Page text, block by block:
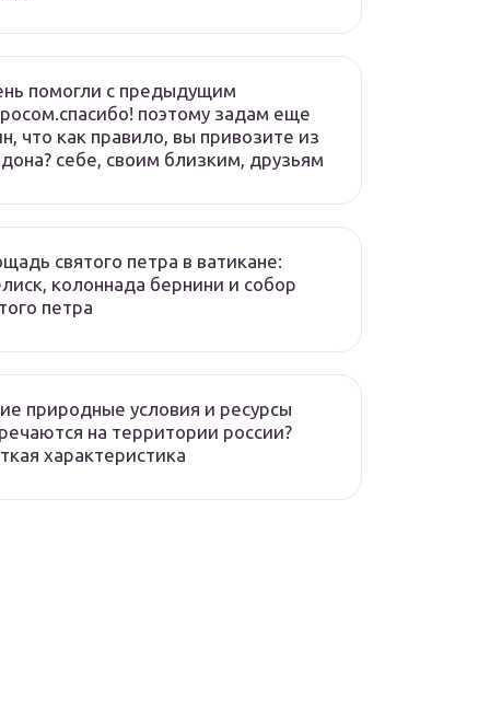
помогли с предыдущим
поэтому задам еще
что как правило, вы привозите из
себе, своим близким, друзьям
святого петра в ватикане:
колоннада бернини и собор
петра
природные условия и ресурсы
на территории россии?
характеристика